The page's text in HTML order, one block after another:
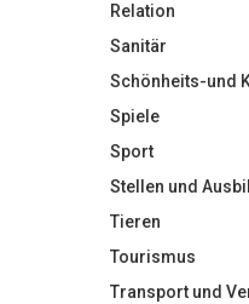
Relation
Sanitär
Schönheits-und
Spiele
Sport
Stellen und
Tieren
Tourismus
Transport und